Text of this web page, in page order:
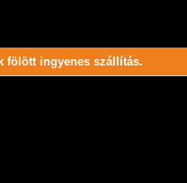
fölött ingyenes szállítás.